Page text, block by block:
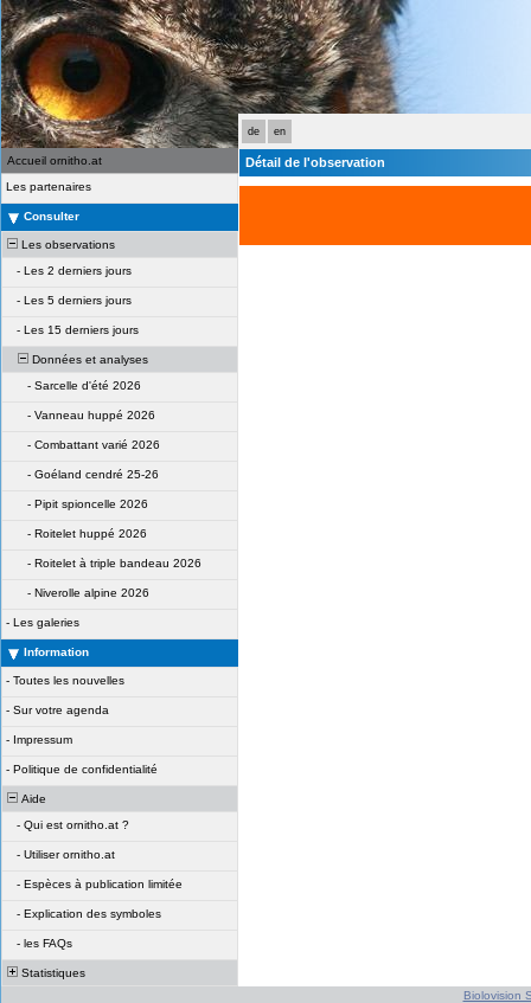
de en
Accueil ornitho.at
Les partenaires
Consulter
Les observations
- Les 2 derniers jours
- Les 5 derniers jours
- Les 15 derniers jours
Données et analyses
- Sarcelle d'été 2026
- Vanneau huppé 2026
- Combattant varié 2026
- Goéland cendré 25-26
- Pipit spioncelle 2026
- Roitelet huppé 2026
- Roitelet à triple bandeau 2026
- Niverolle alpine 2026
- Les galeries
Information
- Toutes les nouvelles
- Sur votre agenda
- Impressum
- Politique de confidentialité
Aide
- Qui est ornitho.at ?
- Utiliser ornitho.at
- Espèces à publication limitée
- Explication des symboles
- les FAQs
Statistiques
Détail de l'observation
Biolovision